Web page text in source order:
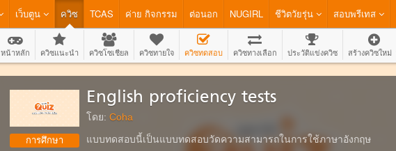
เว็บตูน ควิซ TCAS ค่าย กิจกรรม ต่อนอก NUGIRL ชีวิตวัยรุ่น สอบพรีเทส
หน้าหลัก ควิซแนะนำ ควิซโซเชียล ควิซทายใจ ควิซทดสอบ ควิซทางเลือก ประวัติแข่งควิซ สร้างควิซใหม่
การศึกษา
English proficiency tests
โดย: Coha
แบบทดสอบนี้เป็นแบบทดสอบวัดความสามารถในการใช้ภาษาอังกฤษ